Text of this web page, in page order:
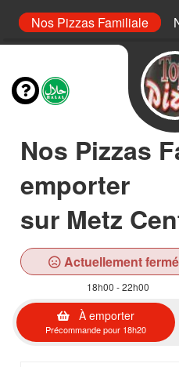
Nos Pizzas Familiale
Nos Pizzas
emporter
sur Metz
Actuellement
18h00 - 22h00
À emporter
Précommande pour 18h20